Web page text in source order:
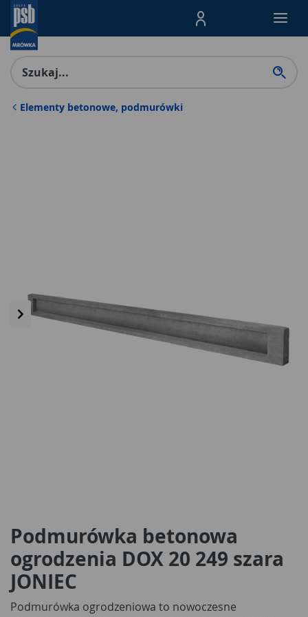
Menu Produktów,
Elementy betonowe, podmurówki
Podmurówka betonowa
ogrodzenia DOX 20 249 szara
JONIEC
Podmurówka ogrodzeniowa to nowoczesne